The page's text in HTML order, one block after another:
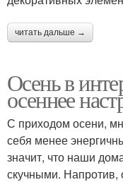
читать дальше →
Осень в
осеннее
С приходом осени,
себя менее
значит, что наши
скучными. Напротив,